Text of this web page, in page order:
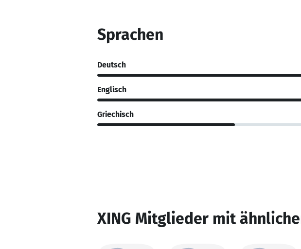
Sprachen
Deutsch
Englisch
Griechisch
XING Mitglieder mit